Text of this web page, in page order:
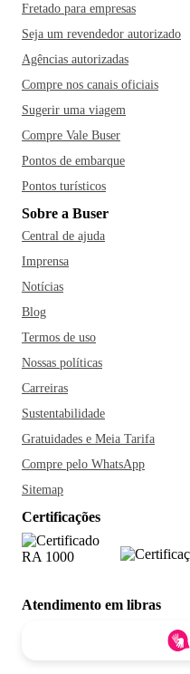
Fretado para empresas
Seja um revendedor autorizado
Agências autorizadas
Compre nos canais oficiais
Sugerir uma viagem
Compre Vale Buser
Pontos de embarque
Pontos turísticos
Sobre a Buser
Central de ajuda
Imprensa
Notícias
Blog
Termos de uso
Nossas políticas
Carreiras
Sustentabilidade
Gratuidades e Meia Tarifa
Compre pelo WhatsApp
Sitemap
Certificações
Atendimento em libras